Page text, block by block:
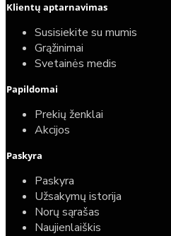
Klientų aptarnavimas
Susisiekite su mumis
Grąžinimai
Svetainės medis
Papildomai
Prekių ženklai
Akcijos
Paskyra
Paskyra
Užsakymų istorija
Norų sąrašas
Naujienlaiškis